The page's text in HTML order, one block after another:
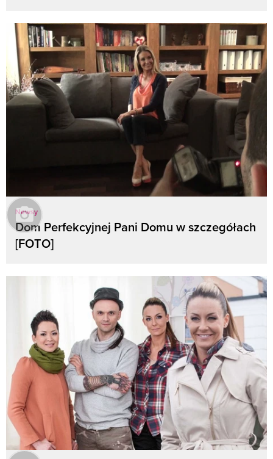
Newsy
Dom Perfekcyjnej Pani Domu w szczegółach
[FOTO]